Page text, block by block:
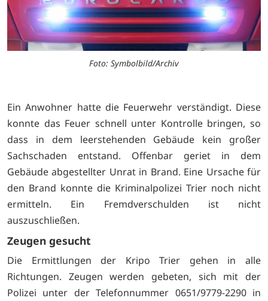
Foto: Symbolbild/Archiv
Ein Anwohner hatte die Feuerwehr verständigt. Diese
konnte das Feuer schnell unter Kontrolle bringen, so
dass in dem leerstehenden Gebäude kein großer
Sachschaden entstand. Offenbar geriet in dem
Gebäude abgestellter Unrat in Brand. Eine Ursache für
den Brand konnte die Kriminalpolizei Trier noch nicht
ermitteln. Ein Fremdverschulden ist nicht
auszuschließen.
Zeugen gesucht
Die Ermittlungen der Kripo Trier gehen in alle
Richtungen. Zeugen werden gebeten, sich mit der
Polizei unter der Telefonnummer 0651/9779-2290 in